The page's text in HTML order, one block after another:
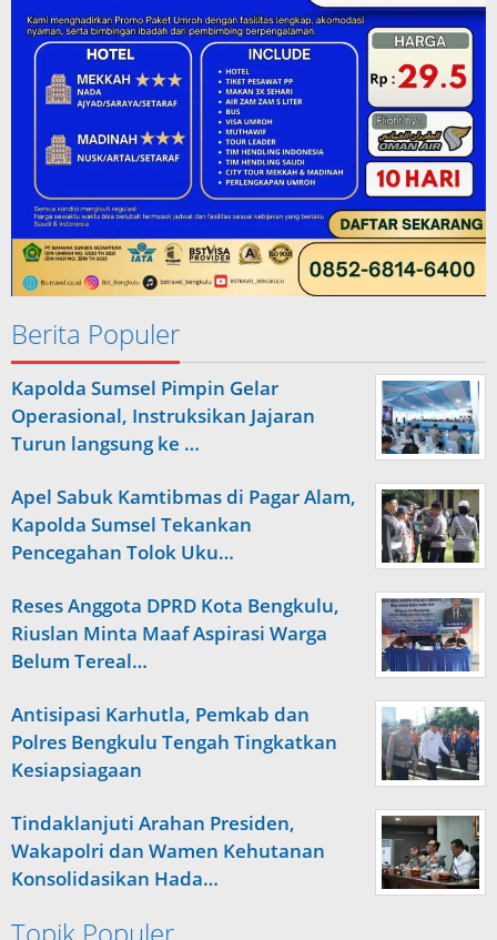
Berita Populer
Kapolda Sumsel Pimpin Gelar
Operasional, Instruksikan Jajaran
Turun langsung ke …
Apel Sabuk Kamtibmas di Pagar Alam,
Kapolda Sumsel Tekankan
Pencegahan Tolok Uku…
Reses Anggota DPRD Kota Bengkulu,
Riuslan Minta Maaf Aspirasi Warga
Belum Tereal…
Antisipasi Karhutla, Pemkab dan
Polres Bengkulu Tengah Tingkatkan
Kesiapsiagaan
Tindaklanjuti Arahan Presiden,
Wakapolri dan Wamen Kehutanan
Konsolidasikan Hada…